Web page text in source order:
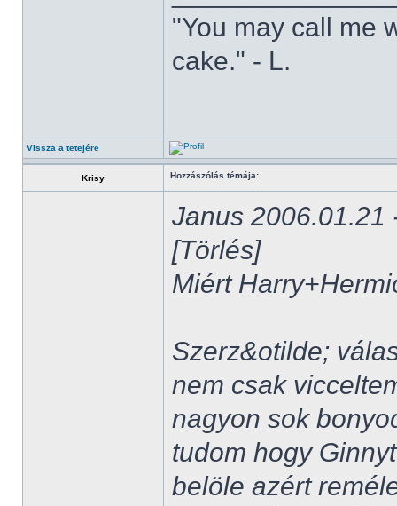
"You may call me
cake." - L.
Vissza a tetejére
Krisy Hozzászólás témája:
Janus 2006.01.21
[Törlés]
Miért
Szerz&otilde;
nem csak
nagyon sok
tudom hogy
belöle azért